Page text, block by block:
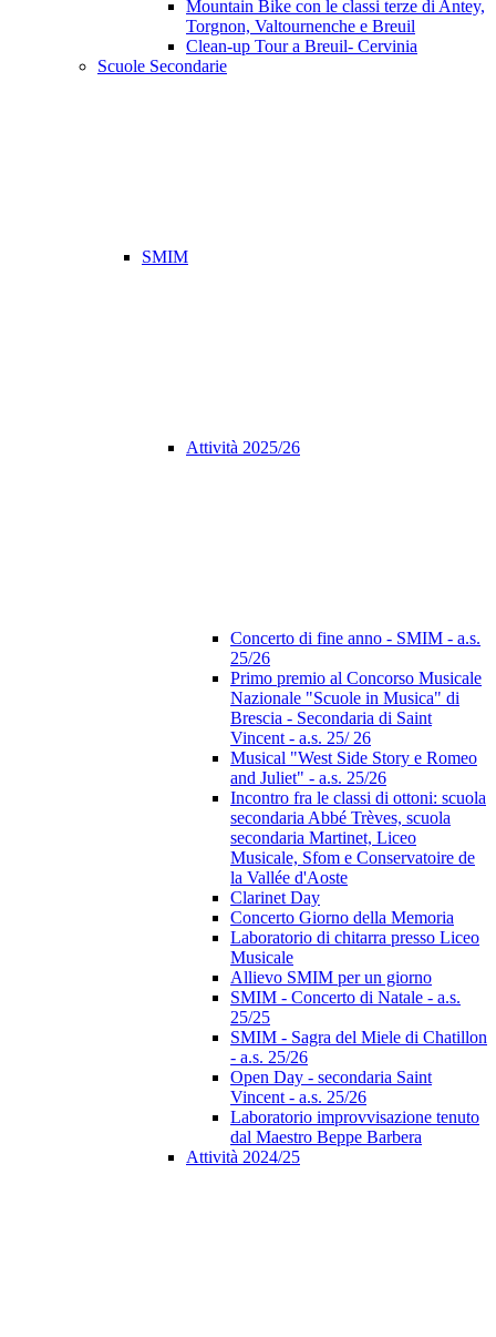
Mountain Bike con le classi terze di Antey,
Torgnon, Valtournenche e Breuil
Clean-up Tour a Breuil- Cervinia
Scuole Secondarie
SMIM
Attività 2025/26
Concerto di fine anno - SMIM - a.s.
25/26
Primo premio al Concorso Musicale
Nazionale "Scuole in Musica" di
Brescia - Secondaria di Saint
Vincent - a.s. 25/ 26
Musical "West Side Story e Romeo
and Juliet" - a.s. 25/26
Incontro fra le classi di ottoni: scuola
secondaria Abbé Trèves, scuola
secondaria Martinet, Liceo
Musicale, Sfom e Conservatoire de
la Vallée d'Aoste
Clarinet Day
Concerto Giorno della Memoria
Laboratorio di chitarra presso Liceo
Musicale
Allievo SMIM per un giorno
SMIM - Concerto di Natale - a.s.
25/25
SMIM - Sagra del Miele di Chatillon
- a.s. 25/26
Open Day - secondaria Saint
Vincent - a.s. 25/26
Laboratorio improvvisazione tenuto
dal Maestro Beppe Barbera
Attività 2024/25